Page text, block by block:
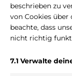
beschrieben zu
von Cookies
beachte, dass
nicht richtig
7.1 Verwalte